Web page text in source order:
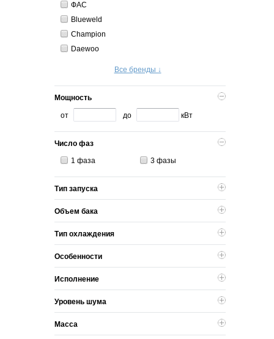
ФАС
Blueweld
Champion
Daewoo
Все бренды ↓
Мощность
от до кВт
Число фаз
1 фаза 3 фазы
Тип запуска
Объем бака
Тип охлаждения
Особенности
Исполнение
Уровень шума
Масса